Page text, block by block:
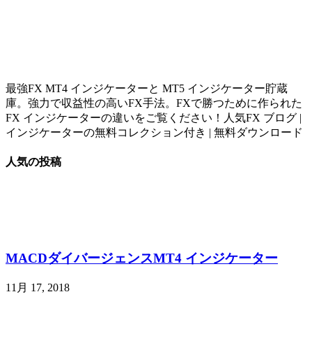
最強FX MT4 インジケーターと MT5 インジケーター貯蔵
庫。強力で収益性の高いFX手法。FXで勝つために作られた
FX インジケーターの違いをご覧ください！人気FX ブログ |
インジケーターの無料コレクション付き | 無料ダウンロード
人気の投稿
MACDダイバージェンスMT4 インジケーター
11月 17, 2018